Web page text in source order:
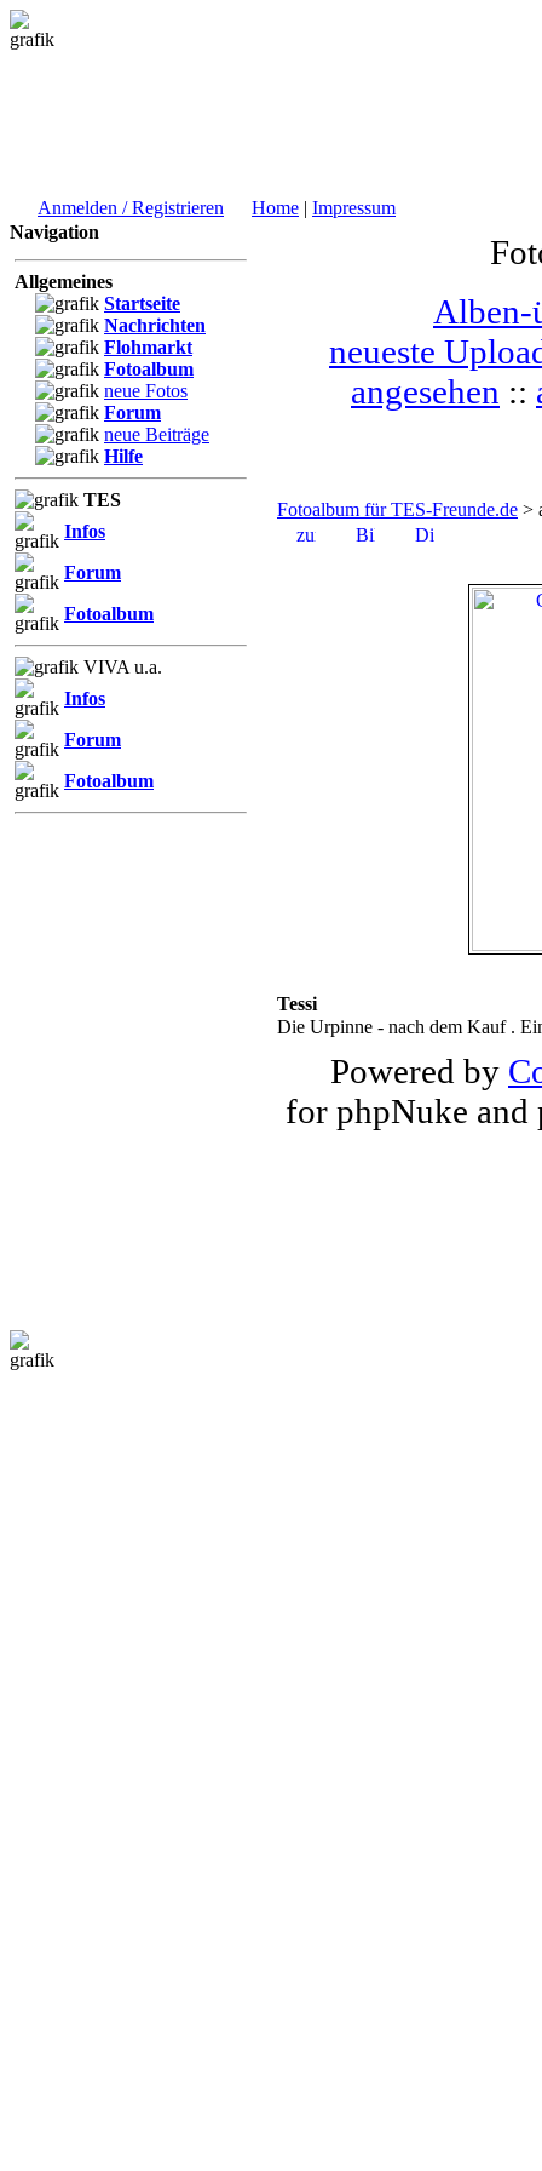
Anmelden / Registrieren Home | Impressum
Navigation
Allgemeines
Startseite
Nachrichten
Flohmarkt
Fotoalbum
neue Fotos
Forum
neue Beiträge
Hilfe
TES
Infos
Forum
Fotoalbum
VIVA u.a.
Infos
Forum
Fotoalbum
Alben-
neueste
angesehen ::
Fotoalbum für TES-Freunde.de >
Tessi
Die Urpinne - nach dem Kauf .
Powered by
for phpNuke